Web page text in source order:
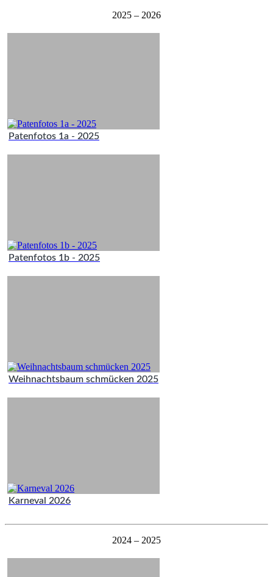
2025 – 2026
Patenfotos 1a - 2025
Patenfotos 1b - 2025
Weihnachtsbaum schmücken 2025
Karneval 2026
2024 – 2025